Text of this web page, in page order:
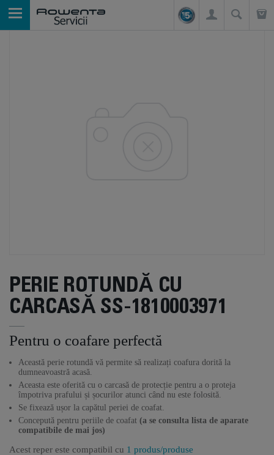
PERIE ROTUNDĂ CU
CARCASĂ SS-1810003971
Pentru o coafare perfectă
Această perie rotundă vă permite să realizați coafura dorită la
dumneavoastră acasă.
Aceasta este oferită cu o carcasă de protecție pentru a o proteja
împotriva prafului și șocurilor atunci când nu este folosită.
Se fixează ușor la capătul periei de coafat.
Concepută pentru periile de coafat (a se consulta lista de aparate
compatibile de mai jos)
Acest reper este compatibil cu 1 produs/produse